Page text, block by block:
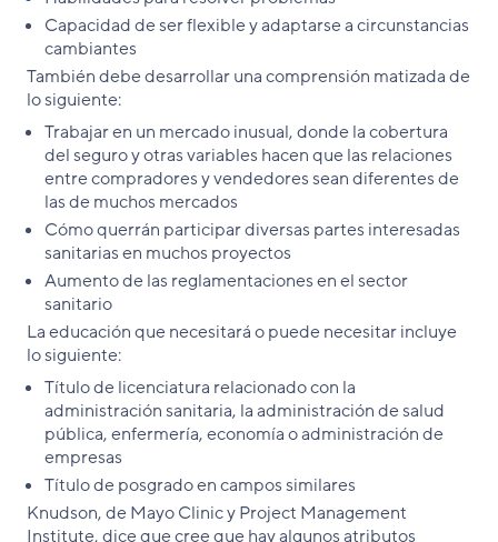
Capacidad de ser flexible y adaptarse a circunstancias
cambiantes
También debe desarrollar una comprensión matizada de
lo siguiente:
Trabajar en un mercado inusual, donde la cobertura
del seguro y otras variables hacen que las relaciones
entre compradores y vendedores sean diferentes de
las de muchos mercados
Cómo querrán participar diversas partes interesadas
sanitarias en muchos proyectos
Aumento de las reglamentaciones en el sector
sanitario
La educación que necesitará o puede necesitar incluye
lo siguiente:
Título de licenciatura relacionado con la
administración sanitaria, la administración de salud
pública, enfermería, economía o administración de
empresas
Título de posgrado en campos similares
Knudson, de Mayo Clinic y Project Management
Institute, dice que cree que hay algunos atributos